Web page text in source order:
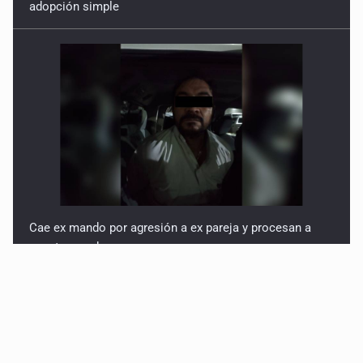
Cae ex mando por agresión a ex pareja y procesan a
agente por abuso a menor